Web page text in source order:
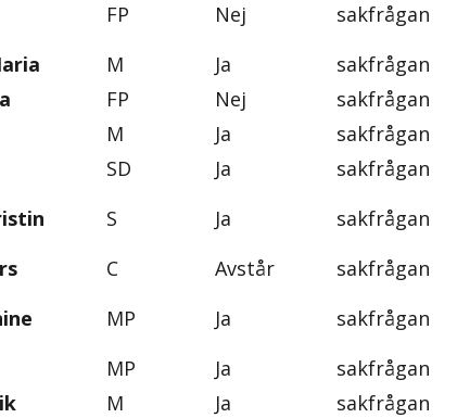
FP Nej sakfrågan
M Ja sakfrågan
FP Nej sakfrågan
M Ja sakfrågan
SD Ja sakfrågan
S Ja sakfrågan
C Avstår sakfrågan
MP Ja sakfrågan
MP Ja sakfrågan
M Ja sakfrågan